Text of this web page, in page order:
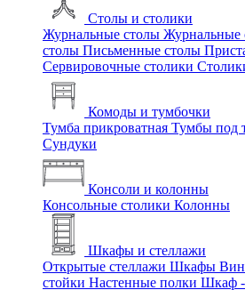
Столы и столики
Журнальные столы Журнальные
столы Письменные столы
Сервировочные столики
Комоды и тумбочки
Тумба прикроватная Тумбы под
Сундуки
Консоли и колонны
Консольные столики Колонны
Шкафы и стеллажи
Открытые стеллажи Шкафы
стойки Настенные полки Шкаф -